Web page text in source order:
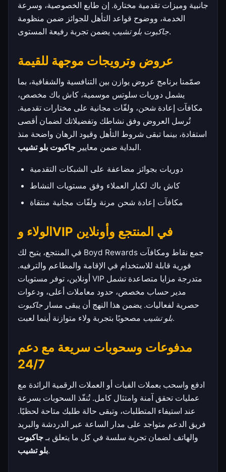
جانبية وميزات تقدمية مختارة. إن طابع الخصوصية، وسرعة
الخدمة، ووضوح قواعد التأهل للجوائز ضمن منظومة
جاكبوت بلو تشيبيضمن تجربة رفيعة المستوى.
عروض وترويجات موجهة للقيمة
صمّمنا برنامج عروض يوازن بين التنافسية والشفافية، بما
يشمل دوريات سلوتس موسمية، كاش باك مخصص،
مكافآت إعادة شحن، ولفّات مجانية على مختارات تقدمية.
تُرسل العروض وفق نشاطك وتفضيلاتك لضمان أقصى
استفادة، بينما تبقى شروط التأهل وقيود الرهان واضحة منذ
البداية ضمن معايير جاكبوت بلو تشيب .
دوريات بجوائز مضاعفة على الشبكات التقدمية
كاش باك لكبار العملاء وفق مستويات النشاط
مكافآت إعادة شحن مرنة ولفّات مجانية منتقاة
الولاء وVIP في المنتجع وأونلاين
في المنتجع، يتيح لك Boyd Rewards جمع نقاط ومكافآت
فورية قابلة للاستخدام في الإقامة والمطاعم والترفيه.
أونلاين، توفر مستويات VIP متدرجة مزايا متصاعدة تشمل
مدير حساب مخصص، حدود معاملات أعلى، ودعوات
حصرية لفعاليات. يضمن هذا النهج أن يبقى مسار جاكبوت
بلو تشيبمصحوبًا بتجربة ولاء متوازنة أينما لعبت.
مدفوعات وسحوبات سريعة مع دعم
24/7
ادفع واسحب بعملات الفيات أو العملات الرقمية الرائدة مع
عمليات تحقق آمنة وامتثال كامل. تُنفّذ السحوبات بسرعة
عند استيفاء المتطلبات، وتبقى حالة طلبك متاحة لحظيًا.
فريق الدعم متواجد على مدار الساعة عبر الدردشة والبريد
والهاتف لضمان تجربة سلسة في كل ما يتعلق بـجاكبوت
بلو تشيب.